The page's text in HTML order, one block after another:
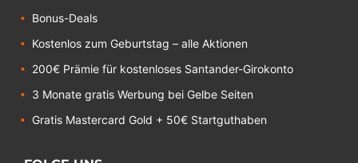
Bonus-Deals
Kostenlos zum Geburtstag – alle Aktionen
200€ Prämie für kostenloses Santander-Girokonto
3 Monate gratis Werbung bei Gelbe Seiten
Gratis Mastercard Gold + 50€ Startguthaben